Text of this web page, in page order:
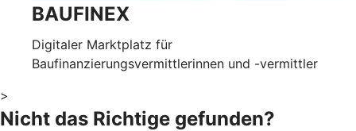
BAUFINEX
Digitaler Marktplatz für
Baufinanzierungsvermittlerinnen und -vermittler
>
Nicht das Richtige gefunden?